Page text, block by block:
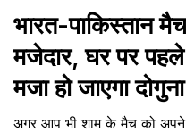
भारत-पाकिस्तान
मजेदार, घर पर
मजा हो जाएगा दोगुना
अगर आप भी शाम के मैच को